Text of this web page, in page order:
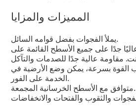
المميزات والمزايا
يملأ الفجوات بفضل قوامه السائل.
جدًا على جميع الأسطح القائمة على
القوة بسرعة، يمكن وضع الأرضية في
الخدمة على الفور.
متوافق مع الأسطح الخرسانية المجمعة.